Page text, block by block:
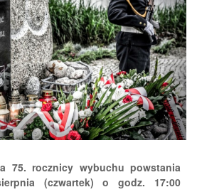
75. rocznicy wybuchu powstania
(czwartek) o godz. 17:00